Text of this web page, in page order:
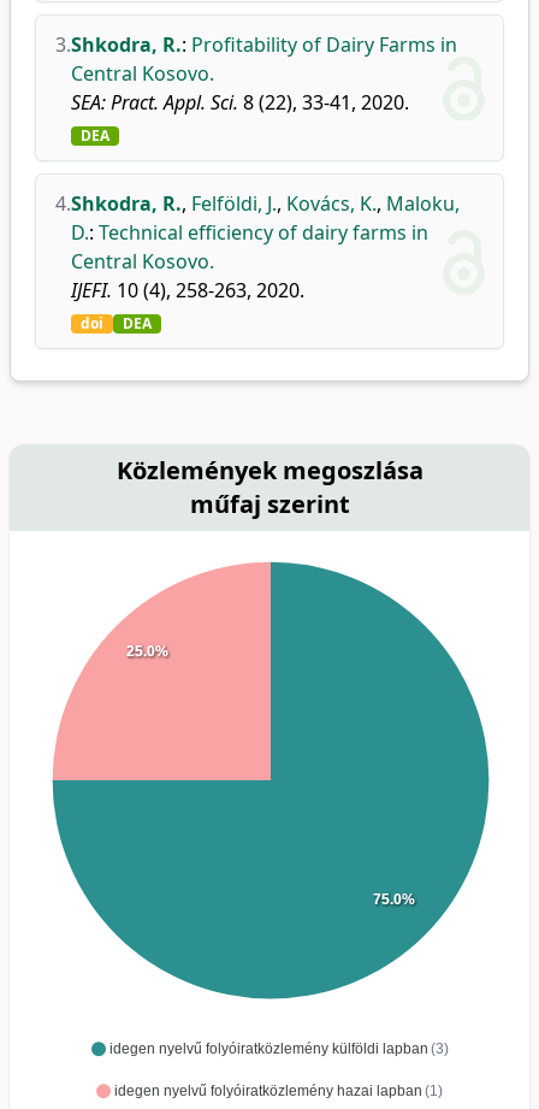
3.Shkodra, R.: Profitability of Dairy Farms in
Central Kosovo.
SEA: Pract. Appl. Sci. 8 (22), 33-41, 2020.
DEA
4.Shkodra, R., Felföldi, J., Kovács, K., Maloku,
D.: Technical efficiency of dairy farms in
Central Kosovo.
IJEFI. 10 (4), 258-263, 2020.
doi DEA
Közlemények megoszlása
műfaj szerint
idegen nyelvű folyóiratközlemény külföldi lapban (3)
idegen nyelvű folyóiratközlemény hazai lapban (1)
75.0%
25.0%